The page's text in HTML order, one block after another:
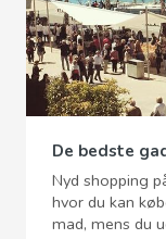
De bedste
Nyd shopping
hvor du kan
mad, mens du